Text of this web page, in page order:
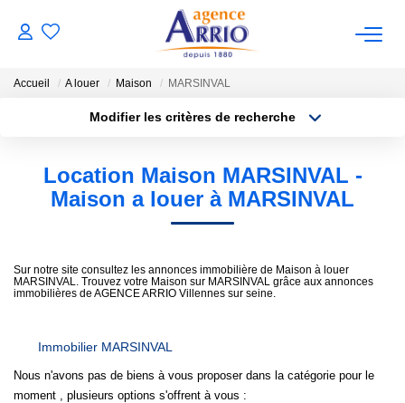
VENTES
BIENS VENDUS
LOCATIONS
NOTRE AGENCE
CONTACT
Accueil A louer Maison MARSINVAL
Modifier les critères de recherche
Sélectionnez...
Type de bien
Surface min
Créer une alerte
Location Maison MARSINVAL -
Maison a louer à MARSINVAL
Sur notre site consultez les annonces immobilière de Maison à louer
MARSINVAL. Trouvez votre Maison sur MARSINVAL grâce aux annonces
immobilières de AGENCE ARRIO Villennes sur seine.
Immobilier MARSINVAL
Nous n'avons pas de biens à vous proposer dans la catégorie pour le
moment , plusieurs options s'offrent à vous :